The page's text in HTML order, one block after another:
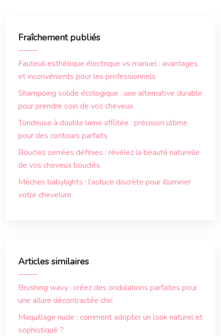
Fraîchement publiés
Fauteuil esthétique électrique vs manuel : avantages
et inconvénients pour les professionnels
Shampoing solide écologique : une alternative durable
pour prendre soin de vos cheveux
Tondeuse à double lame affûtée : précision ultime
pour des contours parfaits
Boucles serrées définies : révélez la beauté naturelle
de vos cheveux bouclés
Mèches babylights : l’astuce discrète pour illuminer
votre chevelure
Articles similaires
Brushing wavy : créez des ondulations parfaites pour
une allure décontractée chic
Maquillage nude : comment adopter un look naturel et
sophistiqué ?